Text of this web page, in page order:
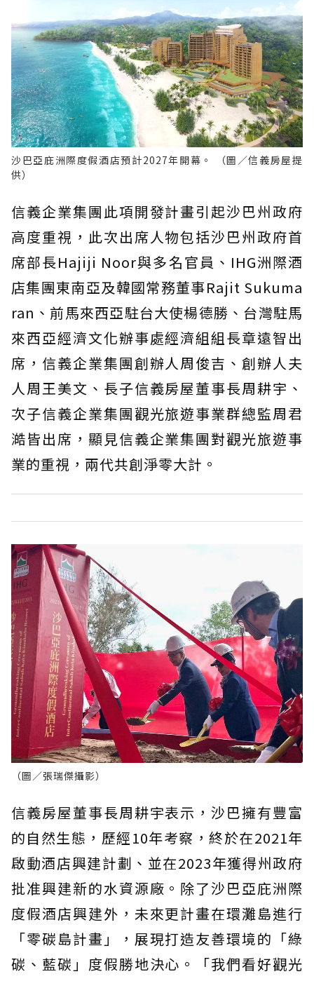
沙巴亞庇洲際度假酒店預計2027年開幕。 （圖／信義房屋提
供）
信義企業集團此項開發計畫引起沙巴州政府
高度重視，此次出席人物包括沙巴州政府首
席部長Hajiji Noor與多名官員、IHG洲際酒
店集團東南亞及韓國常務董事Rajit Sukuma
ran、前馬來西亞駐台大使楊德勝、台灣駐馬
來西亞經濟文化辦事處經濟組組長章遠智出
席，信義企業集團創辦人周俊吉、創辦人夫
人周王美文、長子信義房屋董事長周耕宇、
次子信義企業集團觀光旅遊事業群總監周君
澔皆出席，顯見信義企業集團對觀光旅遊事
業的重視，兩代共創淨零大計。
（圖／張瑞傑攝影）
信義房屋董事長周耕宇表示，沙巴擁有豐富
的自然生態，歷經10年考察，終於在2021年
啟動酒店興建計劃、並在2023年獲得州政府
批准興建新的水資源廠。除了沙巴亞庇洲際
度假酒店興建外，未來更計畫在環灘島進行
「零碳島計畫」，展現打造友善環境的「綠
碳、藍碳」度假勝地決心。「我們看好觀光